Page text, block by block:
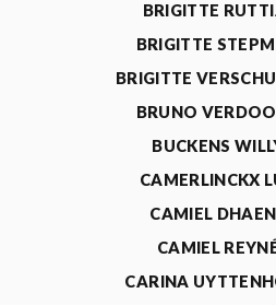
BRIGITTE
BRIGITTE
BRIGITTE
BRUNO
BUCKENS
CAMERLINCKX
CAMIEL
CAMIEL
CARINA